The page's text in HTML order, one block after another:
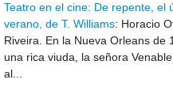
Teatro en el cine: De repente, el
verano, de T. Williams: Horacio
Riveira. En la Nueva Orleans de
una rica viuda, la señora
al...